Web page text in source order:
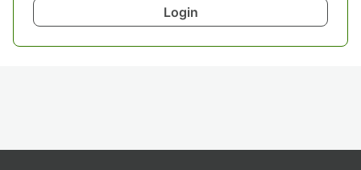
Login